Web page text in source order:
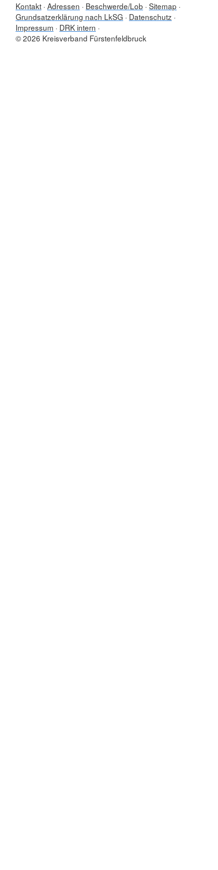
Kontakt Adressen Beschwerde/Lob Sitemap
Grundsatzerklärung nach LkSG
Datenschutz
Impressum
DRK intern
© 2026 Kreisverband Fürstenfeldbruck